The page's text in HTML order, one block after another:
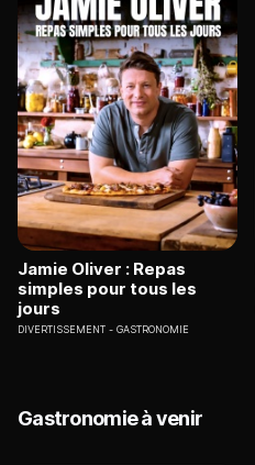
Jamie Oliver : Repas
simples pour tous les
jours
DIVERTISSEMENT GASTRONOMIE
Gastronomie à venir